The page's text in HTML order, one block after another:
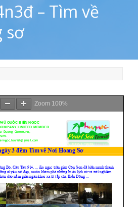
– Tìm về
sơ
Zoom 100%